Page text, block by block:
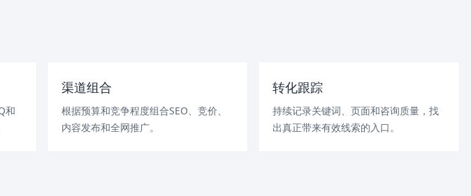
和
渠道组合
根据预算和竞争程度组合SEO、竞价、
内容发布和全网推广。
转化跟踪
持续记录关键词、页面和咨询质量，找
出真正带来有效线索的入口。